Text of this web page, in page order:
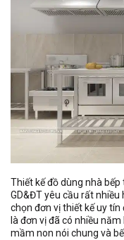
Thiết kế đồ dùng nhà
GD&ĐT yêu cầu rất
chọn đơn vị thiết kế uy
là đơn vị đã có nhiều
mầm non nói chung và